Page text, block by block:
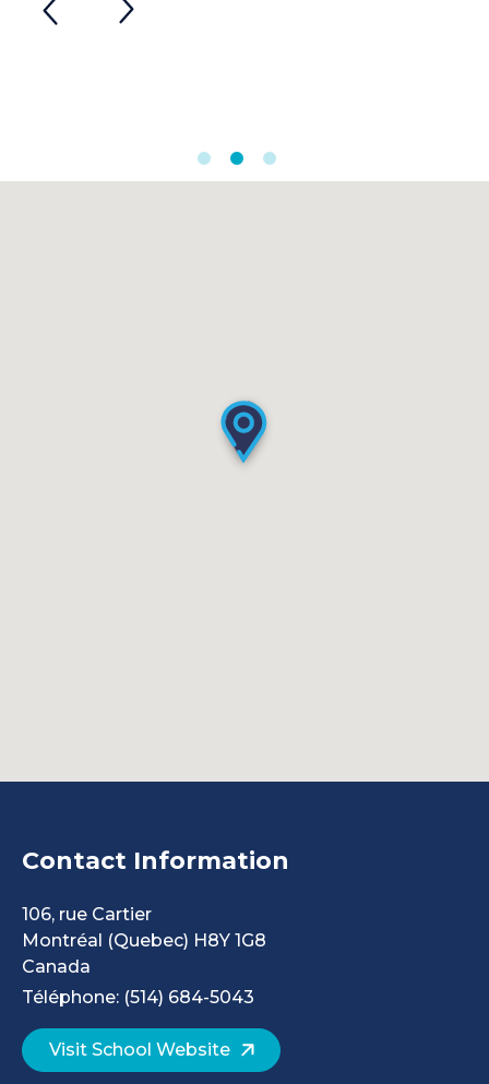
Contact Information
106, rue Cartier
Montréal (Quebec) H8Y 1G8
Canada
Téléphone: (514) 684-5043
Visit School Website